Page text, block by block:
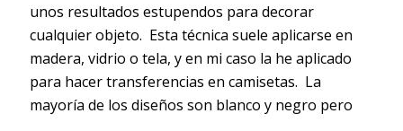
unos resultados estupendos para decorar
cualquier objeto. Esta técnica suele aplicarse en
madera, vidrio o tela, y en mi caso la he aplicado
para hacer transferencias en camisetas. La
mayoría de los diseños son blanco y negro pero